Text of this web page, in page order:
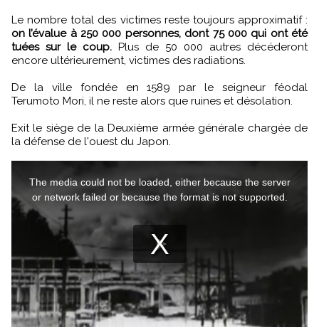
Le nombre total des victimes reste toujours approximatif :
on l’évalue à 250 000 personnes, dont 75 000 qui ont été
tuées sur le coup. Plus de 50 000 autres décéderont
encore ultérieurement, victimes des radiations.
De la ville fondée en 1589 par le seigneur féodal
Terumoto Mori, il ne reste alors que ruines et désolation.
Exit le siège de la Deuxième armée générale chargée de
la défense de l'ouest du Japon.